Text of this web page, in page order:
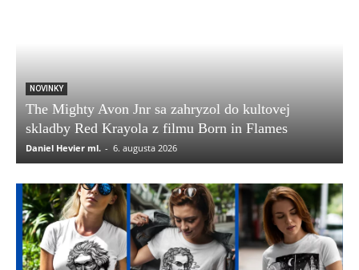
NOVINKY
The Mighty Avon Jnr sa zahryzol do kultovej
skladby Red Krayola z filmu Born in Flames
Daniel Hevier ml. - 6. augusta 2026